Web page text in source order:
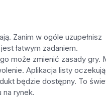
Zanim w ogóle uzupełnisz
łatwym zadaniem.
może zmienić zasady gry.
Aplikacja listy
będzie dostępny. To
rynek.